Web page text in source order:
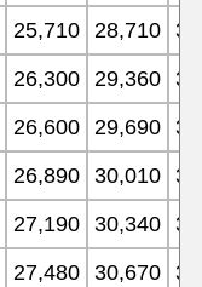
25,710 28,710
26,300 29,360
26,600 29,690
26,890 30,010
27,190 30,340
27,480 30,670